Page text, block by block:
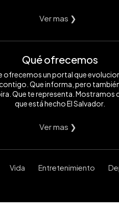
Ver mas ❯
Qué ofrecemos
ofrecemos un portal que
Que informa, pero
Que te representa. Mostramos
que está hecho El Salvador.
Ver mas ❯
Vida Entretenimiento